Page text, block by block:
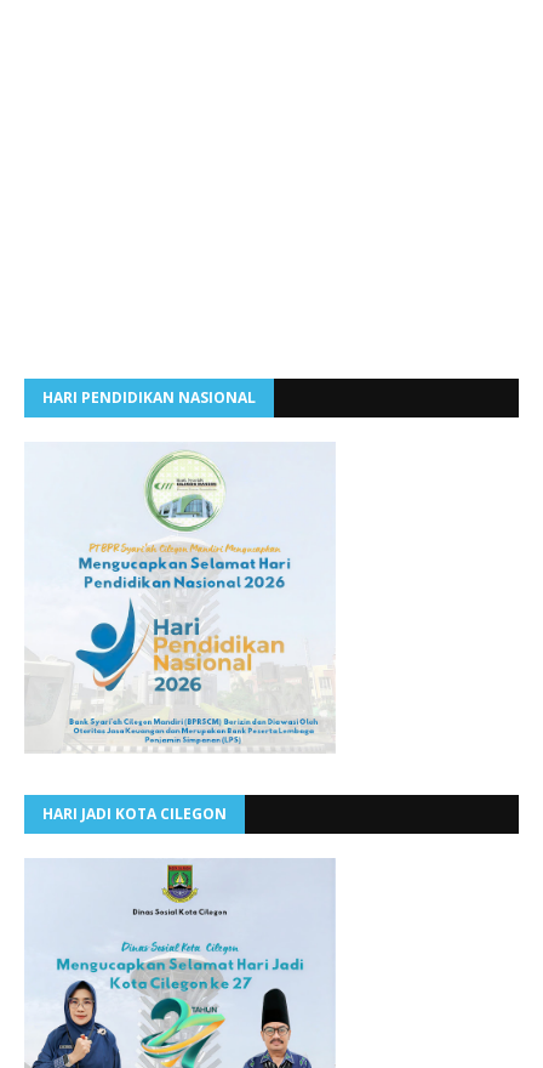
HARI PENDIDIKAN NASIONAL
HARI JADI KOTA CILEGON